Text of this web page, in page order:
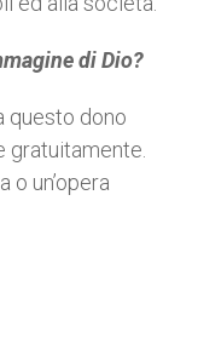
di Dio?
questo dono
gratuitamente.
o un’opera